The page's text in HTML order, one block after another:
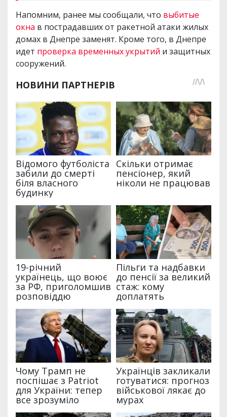
Напомним, ранее мы сообщали, что выбитые
окна в пострадавших от ракетной атаки жилых
домах в Днепре заменят. Кроме того, в Днепре
идет проверка временных укрытий и защитных
сооружений.